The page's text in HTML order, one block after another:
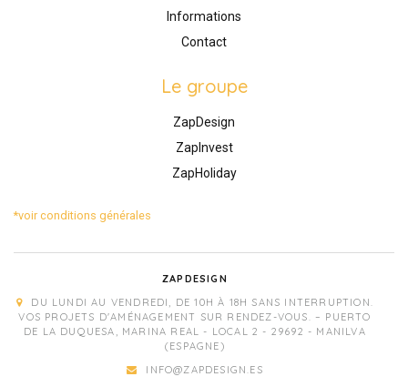
Informations
Contact
Le groupe
ZapDesign
ZapInvest
ZapHoliday
*voir conditions générales
ZAPDESIGN
DU LUNDI AU VENDREDI, DE 10H À 18H SANS INTERRUPTION.
VOS PROJETS D'AMÉNAGEMENT SUR RENDEZ-VOUS. – PUERTO
DE LA DUQUESA, MARINA REAL - LOCAL 2 - 29692 - MANILVA
(ESPAGNE)
INFO@ZAPDESIGN.ES